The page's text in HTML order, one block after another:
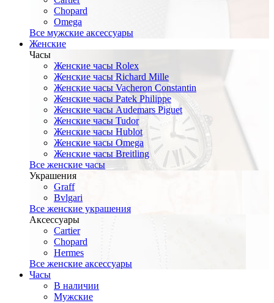
Chopard
Omega
Все мужские аксессуары
Женские
Часы
Женские часы Rolex
Женские часы Richard Mille
Женские часы Vacheron Constantin
Женские часы Patek Philippe
Женские часы Audemars Piguet
Женские часы Tudor
Женские часы Hublot
Женские часы Omega
Женские часы Breitling
Все женские часы
Украшения
Graff
Bvlgari
Все женские украшения
Аксессуары
Cartier
Chopard
Hermes
Все женские аксессуары
Часы
В наличии
Мужские